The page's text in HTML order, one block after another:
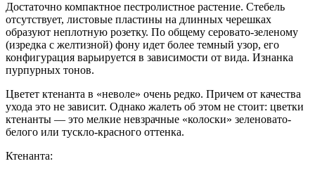
Достаточно компактное пестролистное растение. Стебель
отсутствует, листовые пластины на длинных черешках
образуют неплотную розетку. По общему серовато-зеленому
(изредка с желтизной) фону идет более темный узор, его
конфигурация варьируется в зависимости от вида. Изнанка
пурпурных тонов.
Цветет ктенанта в «неволе» очень редко. Причем от качества
ухода это не зависит. Однако жалеть об этом не стоит: цветки
ктенанты — это мелкие невзрачные «колоски» зеленовато-
белого или тускло-красного оттенка.
Ктенанта: